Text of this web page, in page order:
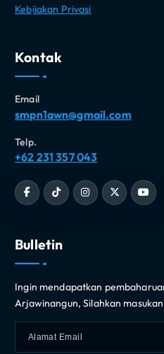
Kebijakan Privasi
Kontak
Email
smpn1awn@gmail.com
Telp.
+62 231 357 043
Bulletin
Ingin mendapatkan
Arjawinangun, Silahkan